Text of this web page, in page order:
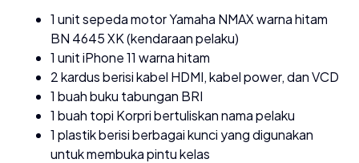
1 unit sepeda motor Yamaha NMAX warna hitam
BN 4645 XK (kendaraan pelaku)
1 unit iPhone 11 warna hitam
2 kardus berisi kabel HDMI, kabel power, dan VCD
1 buah buku tabungan BRI
1 buah topi Korpri bertuliskan nama pelaku
1 plastik berisi berbagai kunci yang digunakan
untuk membuka pintu kelas